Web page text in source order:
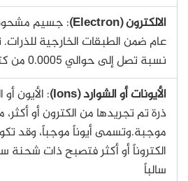
الالكترون (Electron)
: جسيم
عام ضمن الطبقات الخارجية للذرات.
نسبة تصل إلى حوالي 0.0005 من كتلة البروتون.
الأيونات أو الشوارد (Ions)
: الأيون
ذرة تم تجريدها من الكترون أو
موجبة.وتسمى أيوناً موجباً، وقد
الكتروناً أو أكثر فتصبح ذات شحنة
سالباً